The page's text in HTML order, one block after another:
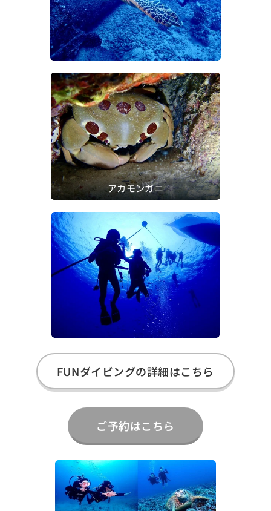
アカモンガニ
FUNダイビングの詳細はこちら
ご予約はこちら